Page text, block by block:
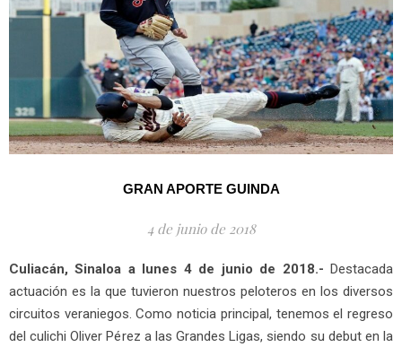
GRAN APORTE GUINDA
4 de junio de 2018
Culiacán, Sinaloa a lunes 4 de junio de 2018.- Destacada
actuación es la que tuvieron nuestros peloteros en los diversos
circuitos veraniegos. Como noticia principal, tenemos el regreso
del culichi Oliver Pérez a las Grandes Ligas, siendo su debut en la